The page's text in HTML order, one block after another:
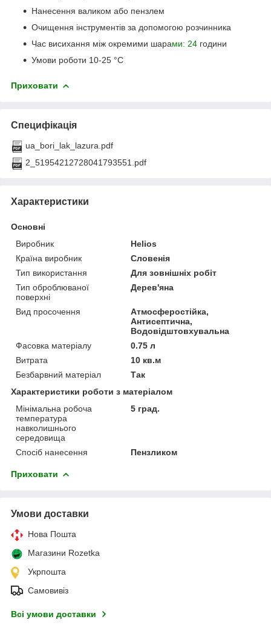
Нанесення валиком або пензлем
Очищення інструментів за допомогою розчинника
Час висихання між окремими шарами: 24 години
Умови роботи 10-25 °C
Приховати
Специфікація
ua_bori_lak_lazura.pdf
2_51954212728041793551.pdf
Характеристики
Основні
Виробник
Helios
Країна виробник
Словенія
Тип використання
Для зовнішніх робіт
Тип оброблюваної
поверхні
Дерев'яна
Вид просочення
Атмосферостійка,
Антисептична,
Водовідштовхувальна
Фасовка матеріалу
0.75 л
Витрата
10 кв.м
Безбарвний матеріал
Так
Характеристики роботи з матеріалом
Мінімальна робоча
температура
навколишнього
середовища
5 град.
Спосіб нанесення Пензликом
Приховати
Умови доставки
Нова Пошта
Магазини Rozetka
Укрпошта
Самовивіз
Всі умови доставки